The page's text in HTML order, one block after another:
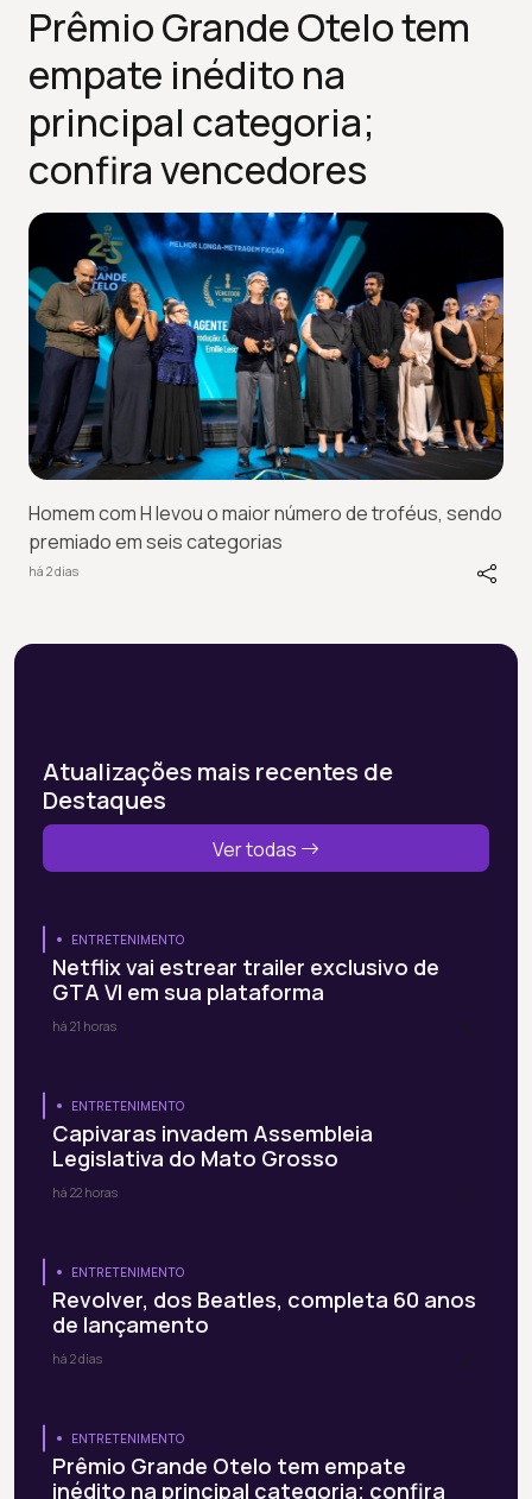
Prêmio Grande Otelo tem
empate inédito na
principal categoria;
confira vencedores
Homem com H levou o maior número de troféus, sendo
premiado em seis categorias
há 2 dias
Atualizações mais recentes de
Destaques
Ver todas
ENTRETENIMENTO
Netflix vai estrear trailer exclusivo de
GTA VI em sua plataforma
há 21 horas
ENTRETENIMENTO
Capivaras invadem Assembleia
Legislativa do Mato Grosso
há 22 horas
ENTRETENIMENTO
Revolver, dos Beatles, completa 60 anos
de lançamento
há 2 dias
ENTRETENIMENTO
Prêmio Grande Otelo tem empate
inédito na principal categoria; confira